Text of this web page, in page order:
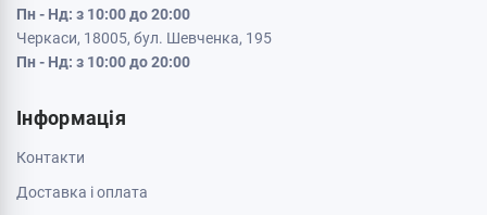
Пн - Нд: з 10:00 до 20:00
Черкаси, 18005, бул. Шевченка, 195
Пн - Нд: з 10:00 до 20:00
Інформація
Контакти
Доставка і оплата